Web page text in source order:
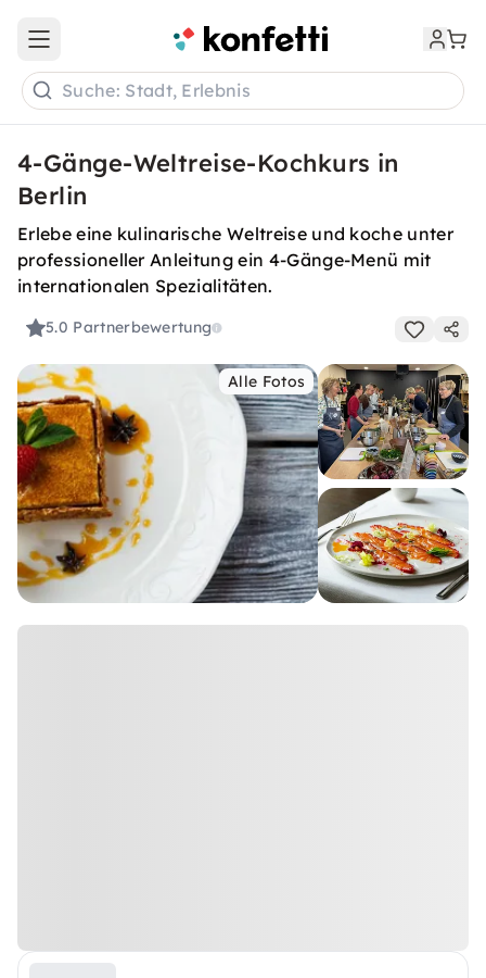
Open main menu
Suche: Stadt, Erlebnis
4-Gänge-Weltreise-Kochkurs in
Berlin
Erlebe eine kulinarische Weltreise und koche unter
professioneller Anleitung ein 4-Gänge-Menü mit
internationalen Spezialitäten.
5.0 Partnerbewertung
Alle Fotos